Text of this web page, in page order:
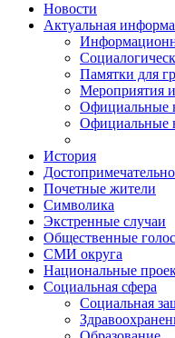
Новости
Актуальная
Памятки для
Мероприятия
Официальные
Официальные
История
Почетные жители
Символика
Экстренные случаи
Общественные
СМИ округа
Национальные
Социальная сфера
Социальная